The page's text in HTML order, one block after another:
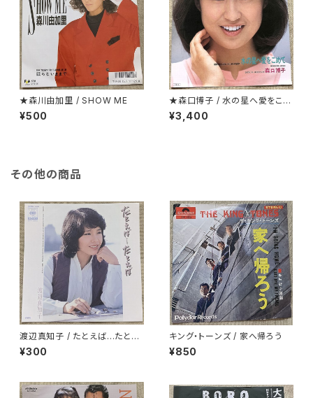
★森川由加里 / SHOW ME
¥500
★森口博子 / 水の星へ愛をこめ
て
¥3,400
その他の商品
渡辺真知子 / たとえば…たとえ
ば
¥300
キング・トーンズ / 家へ帰ろう
¥850